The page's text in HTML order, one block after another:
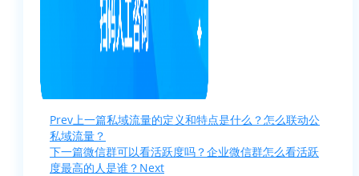
Prev上一篇私域流量的定义和特点是什么？怎么联动公
私域流量？
下一篇微信群可以看活跃度吗？企业微信群怎么看活跃
度最高的人是谁？ Next